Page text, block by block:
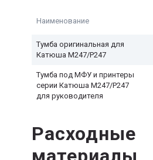
Наименование
Тумба оригинальная для
Катюша M247/P247
Тумба под МФУ и принтеры
серии Катюша M247/P247
для руководителя
Расходные